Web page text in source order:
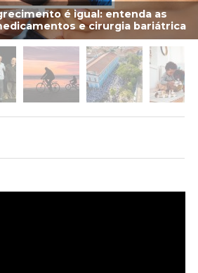
é igual: entenda as
e cirurgia bariátrica